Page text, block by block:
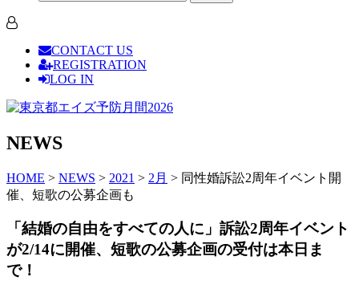
CONTACT US
REGISTRATION
LOG IN
NEWS
HOME > NEWS > 2021 > 2月 > 同性婚訴訟2周年イベント開
催、短歌の公募企画も
「結婚の自由をすべての人に」訴訟2周年イベント
が2/14に開催、短歌の公募企画の受付は本日ま
で！